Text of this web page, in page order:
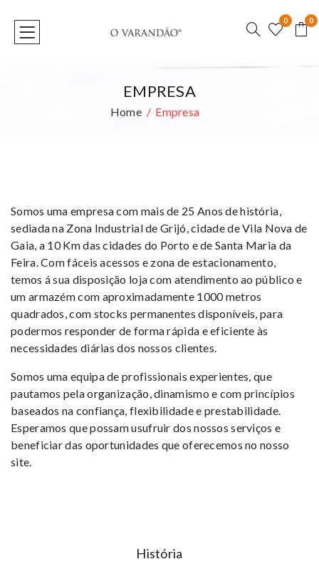
0 0
EMPRESA
Home Empresa
Somos uma empresa com mais de 25 Anos de história,
sediada na Zona Industrial de Grijó, cidade de Vila Nova de
Gaia, a 10 Km das cidades do Porto e de Santa Maria da
Feira. Com fáceis acessos e zona de estacionamento,
temos á sua disposição loja com atendimento ao público e
um armazém com aproximadamente 1000 metros
quadrados, com stocks permanentes disponíveis, para
podermos responder de forma rápida e eficiente às
necessidades diárias dos nossos clientes.
Somos uma equipa de profissionais experientes, que
pautamos pela organização, dinamismo e com princípios
baseados na confiança, flexibilidade e prestabilidade.
Esperamos que possam usufruir dos nossos serviços e
beneficiar das oportunidades que oferecemos no nosso
site.
História